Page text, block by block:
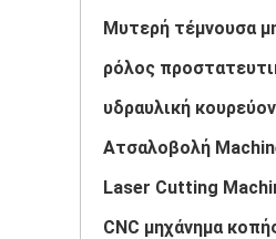
Μυτερή τέμνουσα
υδραυλική
Ατσαλοβολή
Laser Cutting
CNC μηχάνημα